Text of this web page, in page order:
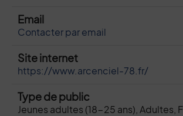
Email
Contacter par email
Site internet
https://www.arcenciel-78.fr/
Type de public
Jeunes adultes (18-25 ans), Adultes,